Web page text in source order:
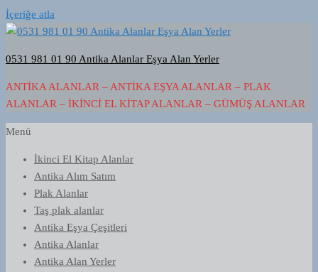
İçeriğe atla
0531 981 01 90 Antika Alanlar Eşya Alan Yerler
ANTIKA ALANLAR – ANTIKA EŞYA ALANLAR – PLAK
ALANLAR – İKINCI EL KITAP ALANLAR – GÜMÜŞ ALANLAR
Menü
İkinci El Kitap Alanlar
Antika Alım Satım
Plak Alanlar
Taş plak alanlar
Antika Eşya Çeşitleri
Antika Alanlar
Antika Alan Yerler